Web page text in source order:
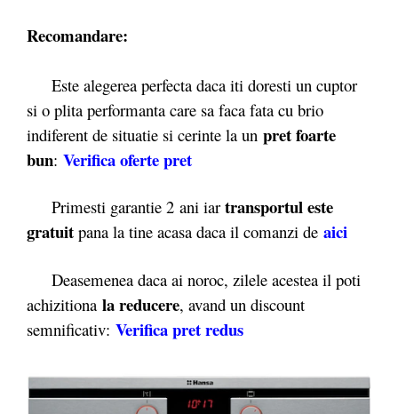
Recomandare:
Este alegerea perfecta daca iti doresti un cuptor
si o plita performanta care sa faca fata cu brio
indiferent de situatie si cerinte la un pret foarte
bun: Verifica oferte pret
Primesti garantie 2 ani iar transportul este
gratuit pana la tine acasa daca il comanzi de aici
Deasemenea daca ai noroc, zilele acestea il poti
achizitiona la reducere, avand un discount
semnificativ: Verificapret redus